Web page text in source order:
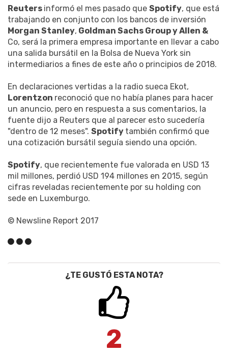
Reuters informó el mes pasado que Spotify, que está
trabajando en conjunto con los bancos de inversión
Morgan Stanley, Goldman Sachs Group y Allen &
Co, será la primera empresa importante en llevar a cabo
una salida bursátil en la Bolsa de Nueva York sin
intermediarios a fines de este año o principios de 2018.
En declaraciones vertidas a la radio sueca Ekot,
Lorentzon reconoció que no había planes para hacer
un anuncio, pero en respuesta a sus comentarios, la
fuente dijo a Reuters que al parecer esto sucedería
"dentro de 12 meses". Spotify también confirmó que
una cotización bursátil seguía siendo una opción.
Spotify, que recientemente fue valorada en USD 13
mil millones, perdió USD 194 millones en 2015, según
cifras reveladas recientemente por su holding con
sede en Luxemburgo.
© Newsline Report 2017
¿TE GUSTÓ ESTA NOTA?
2